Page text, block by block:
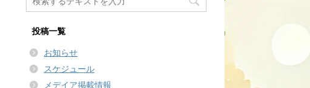
投稿一覧
お知らせ
スケジュール
メデイア掲載情報